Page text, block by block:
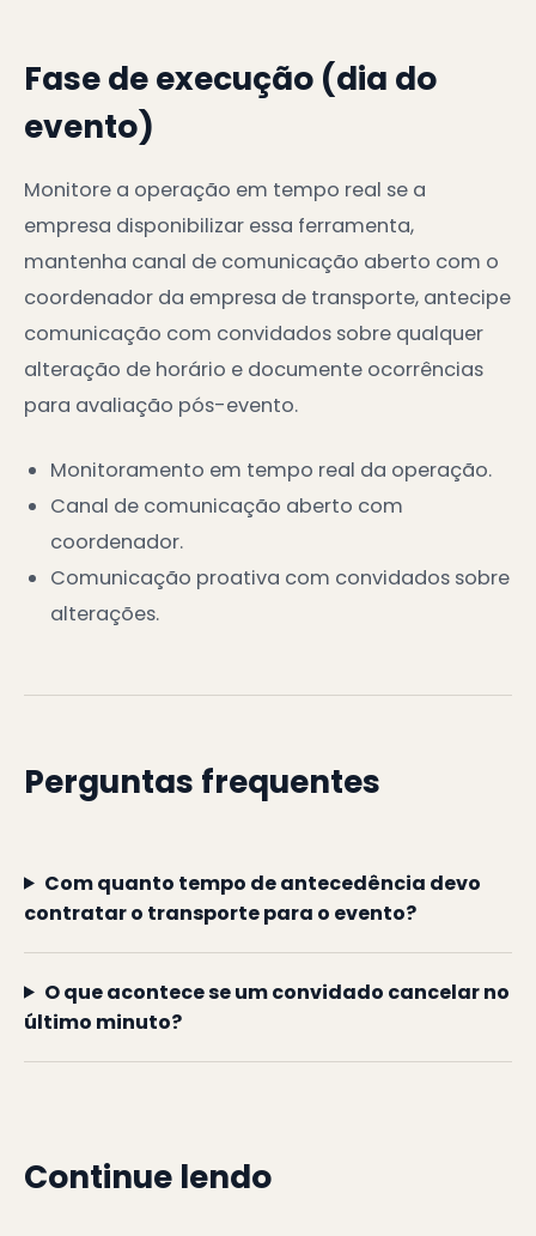
Fase de execução (dia do
evento)
Monitore a operação em tempo real se a
empresa disponibilizar essa ferramenta,
mantenha canal de comunicação aberto com o
coordenador da empresa de transporte, antecipe
comunicação com convidados sobre qualquer
alteração de horário e documente ocorrências
para avaliação pós-evento.
Monitoramento em tempo real da operação.
Canal de comunicação aberto com
coordenador.
Comunicação proativa com convidados sobre
alterações.
Perguntas frequentes
Com quanto tempo de antecedência devo
contratar o transporte para o evento?
O que acontece se um convidado cancelar no
último minuto?
Continue lendo